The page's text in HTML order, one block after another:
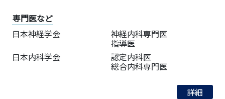
専門医など
日本神経学会
神経内科専門医
指導医
日本内科学会
認定内科医
総合内科専門医
詳細